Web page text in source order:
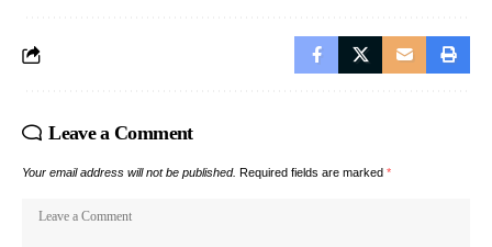
Leave a Comment
Your email address will not be published. Required fields are marked *